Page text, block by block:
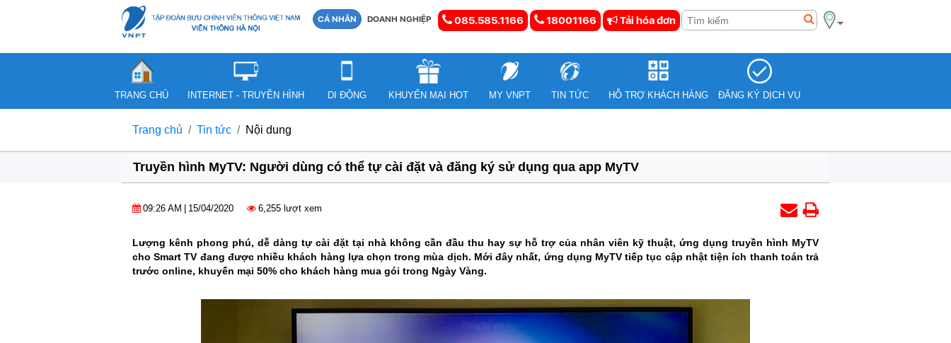
CÁ NHÂN DOANH NGHIỆP 085.585.1166 18001166 Tải hóa đơn
TRANG CHỦ INTERNET - TRUYỀN HÌNH DI ĐỘNG KHUYẾN MẠI HOT MY VNPT TIN TỨC HỖ TRỢ KHÁCH HÀNG ĐĂNG KÝ DỊCH VỤ
Trang chủ Tin tức Nội dung
Truyền hình MyTV: Người dùng có thể tự cài đặt và đăng ký sử dụng qua app MyTV
09:26 AM 15/04/2020 6,255 lượt xem
Lượng kênh phong phú, dễ dàng tự cài đặt tại nhà không cần đầu thu hay sự hỗ trợ của nhân viên kỹ thuật, ứng dụng truyền hình MyTV
cho Smart TV đang được nhiều khách hàng lựa chọn trong mùa dịch. Mới đây nhất, ứng dụng MyTV tiếp tục cập nhật tiện ích thanh toán trả
trước online, khuyến mại 50% cho khách hàng mua gói trong Ngày Vàng.